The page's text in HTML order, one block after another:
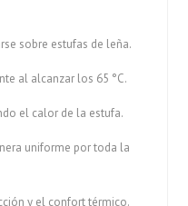
sobre estufas de leña.
al alcanzar los 65 °C.
el calor de la estufa.
uniforme por toda la
y el confort térmico.